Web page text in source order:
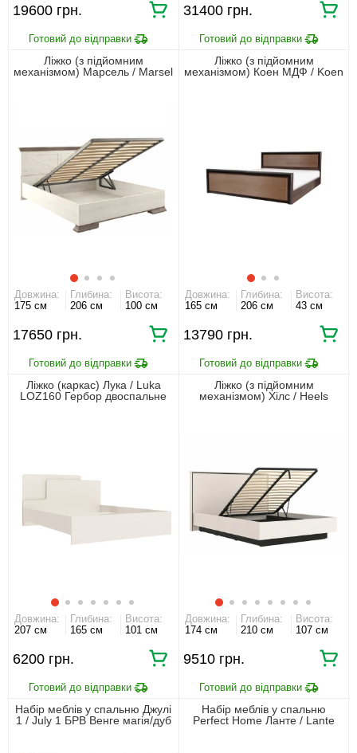
19600 грн. 31400 грн.
Ліжко (з підйомним
механізмом) Марсель / Marsel
Довжина:
175 см
Глибина:
206 см
Висота:
100 см
17650 грн.
Ліжко (з підйомним
механізмом) Коен МДФ / Koen
Довжина:
165 см
Глибина:
206 см
Висота:
43 см
13790 грн.
Ліжко (каркас) Лука / Luka
LOZ160 Гербор двоспальне
Довжина:
207 см
Глибина:
165 см
Висота:
101 см
6200 грн.
Ліжко (з підйомним
механізмом) Хілс / Heels
Довжина:
174 см
Глибина:
210 см
Висота:
107 см
9510 грн.
Набір меблів у спальню Джулі
1 / July 1 БРВ Венге магія/дуб
Набір меблів у спальню
Perfect Home Ланте / Lante